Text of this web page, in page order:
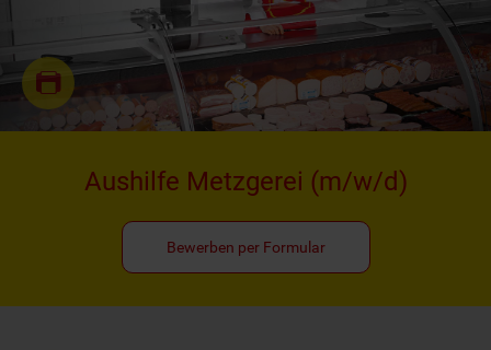
Aushilfe Metzgerei (m/w/d)
Bewerben per Formular